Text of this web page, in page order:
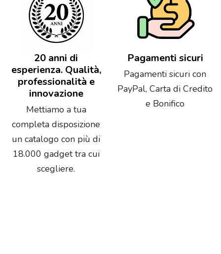
20 anni di
esperienza. Qualità,
professionalità e
innovazione
Mettiamo a tua
completa disposizione
un catalogo con più di
18.000 gadget tra cui
scegliere.
Pagamenti sicuri
Pagamenti sicuri con
PayPal, Carta di Credito
e Bonifico